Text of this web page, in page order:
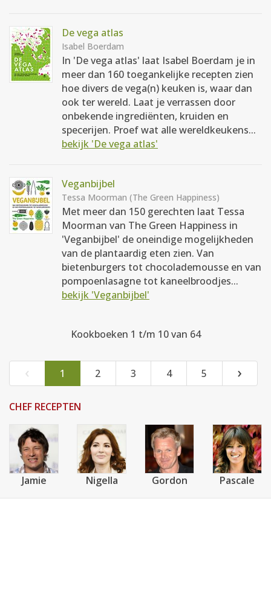
De vega atlas
Isabel Boerdam
In 'De vega atlas' laat Isabel Boerdam je in
meer dan 160 toegankelijke recepten zien
hoe divers de vega(n) keuken is, waar dan
ook ter wereld. Laat je verrassen door
onbekende ingrediënten, kruiden en
specerijen. Proef wat alle wereldkeukens...
bekijk 'De vega atlas'
Veganbijbel
Tessa Moorman (The Green Happiness)
Met meer dan 150 gerechten laat Tessa
Moorman van The Green Happiness in
'Veganbijbel' de oneindige mogelijkheden
van de plantaardig eten zien. Van
bietenburgers tot chocolademousse en van
pompoenlasagne tot kaneelbroodjes...
bekijk 'Veganbijbel'
Kookboeken 1 t/m 10 van 64
‹ 1 2 3 4 5 ›
CHEF RECEPTEN
Jamie Nigella Gordon Pascale